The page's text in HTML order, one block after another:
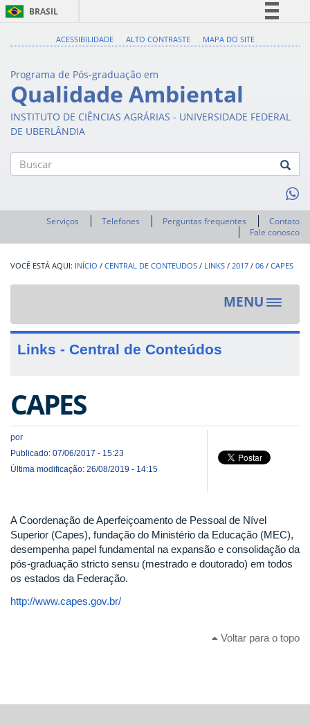
BRASIL
Acesso à informação
Legislação
ACESSIBILIDADE ALTO CONTRASTE MAPA DO SITE
Programa de Pós-graduação em
Qualidade Ambiental
INSTITUTO DE CIÊNCIAS AGRÁRIAS - UNIVERSIDADE FEDERAL
DE UBERLÂNDIA
Serviços Telefones Perguntas frequentes
Contato
Fale conosco
INÍCIO / CENTRAL DE CONTEUDOS / LINKS / 2017 / 06 / CAPES
MENU
Toggle
Links - Central de Conteúdos
CAPES
por
Publicado: 07/06/2017 - 15:23
Última modificação: 26/08/2019 - 14:15
A Coordenação de Aperfeiçoamento de Pessoal de Nível
Superior (Capes), fundação do Ministério da Educação (MEC),
desempenha papel fundamental na expansão e consolidação da
pós-graduação stricto sensu (mestrado e doutorado) em todos
os estados da Federação.
http://www.capes.gov.br/
Voltar para o topo